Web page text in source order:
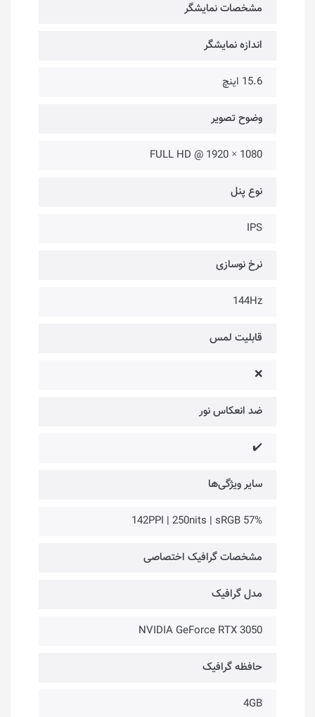
مشخصات نمایشگر
اندازه نمایشگر
15.6 اینچ
وضوح تصویر
1080 × 1920 @ FULL HD
نوع پنل
IPS
نرخ نوسازی
144Hz
قابلیت لمس
❌
ضد انعکاس نور
✔️
سایر ویژگی‌ها
142PPI | 250nits | sRGB 57%
مشخصات گرافیک اختصاصی
مدل گرافیک
NVIDIA GeForce RTX 3050
حافظه گرافیک
4GB